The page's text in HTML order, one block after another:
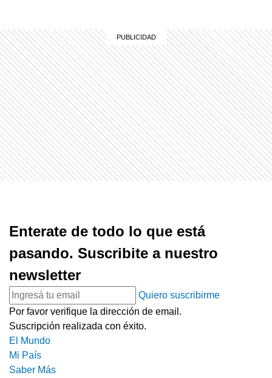
Enterate de todo lo que está
pasando. Suscribite a nuestro
newsletter
Quiero suscribirme
Por favor verifique la dirección de email.
Suscripción realizada con éxito.
El Mundo
Mi País
Saber Más